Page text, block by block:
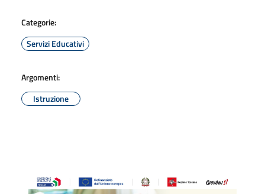
Categorie:
Servizi Educativi
Argomenti:
Istruzione